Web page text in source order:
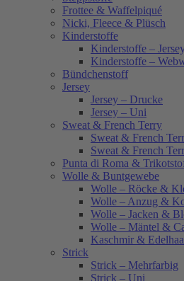
Frottee & Waffelpiqué
Nicki, Fleece & Plüsch
Kinderstoffe
Kinderstoffe –
Kinderstoffe –
Bündchenstoff
Jersey
Jersey – Drucke
Jersey – Uni
Sweat & French Terry
Sweat & French
Sweat & French
Punta di Roma &
Wolle & Buntgewebe
Wolle – Röcke &
Wolle – Anzug &
Wolle – Jacken &
Wolle – Mäntel &
Kaschmir &
Strick
Strick – Mehrfarbig
Strick – Uni